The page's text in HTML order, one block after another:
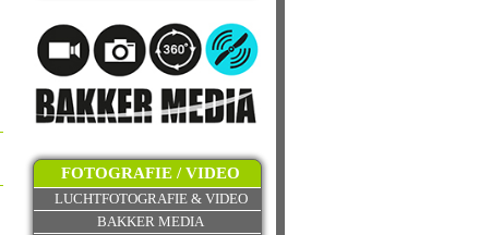
FOTOGRAFIE / VIDEO
LUCHTFOTOGRAFIE & VIDEO
BAKKER MEDIA